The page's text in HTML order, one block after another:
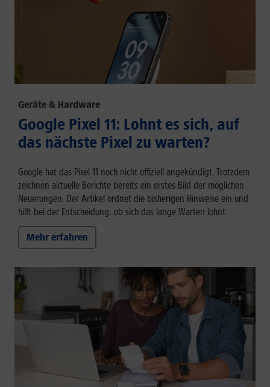
Geräte & Hardware
Google Pixel 11: Lohnt es sich, auf
das nächste Pixel zu warten?
Google hat das Pixel 11 noch nicht offiziell angekündigt. Trotzdem
zeichnen aktuelle Berichte bereits ein erstes Bild der möglichen
Neuerungen. Der Artikel ordnet die bisherigen Hinweise ein und
hilft bei der Entscheidung, ob sich das lange Warten lohnt.
Mehr erfahren